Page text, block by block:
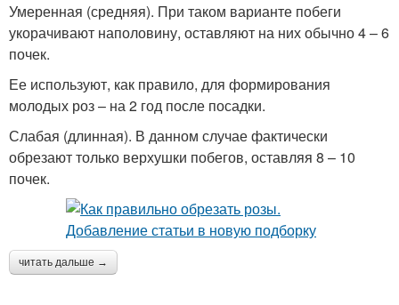
Умеренная (средняя). При таком варианте побеги
укорачивают наполовину, оставляют на них обычно 4 – 6
почек.
Ее используют, как правило, для формирования
молодых роз – на 2 год после посадки.
Слабая (длинная). В данном случае фактически
обрезают только верхушки побегов, оставляя 8 – 10
почек.
читать дальше →